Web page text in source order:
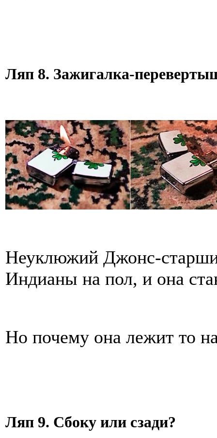
Ляп 8. Зажигалка-
Неуклюжий Джонс-
Индианы на пол, и она
Но почему она лежит то
Ляп 9. Сбоку или сзади?